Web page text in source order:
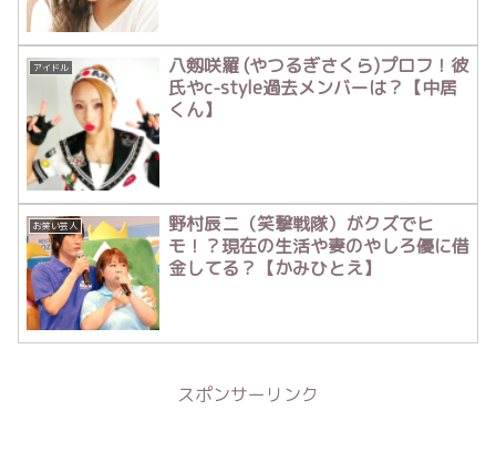
アイドル
八剱咲羅 (やつるぎさくら)プロフ！彼
氏やc-style過去メンバーは？【中居
くん】
お笑い芸人
野村辰ニ（笑撃戦隊）がクズでヒ
モ！？現在の生活や妻のやしろ優に借
金してる？【かみひとえ】
スポンサーリンク